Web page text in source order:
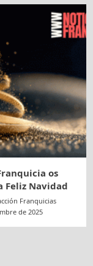
os
Feliz Navidad
Franquicias
de 2025